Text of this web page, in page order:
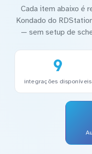
Cada item abaixo é
Kondado do
— sem setup de
9
integrações disponíveis